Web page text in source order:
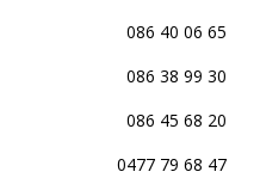
086 40 06 65
086 38 99 30
086 45 68 20
0477 79 68 47